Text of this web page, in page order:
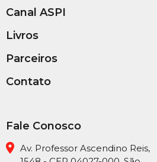
Canal ASPI
Livros
Parceiros
Contato
Fale Conosco
Av. Professor Ascendino Reis,